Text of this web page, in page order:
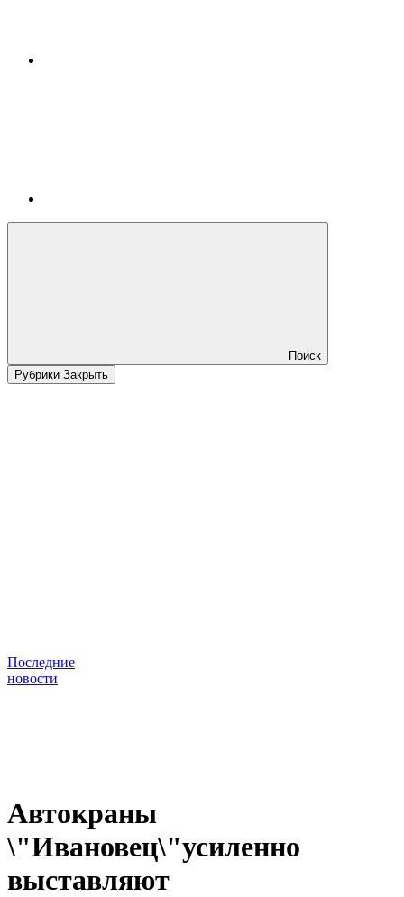
Поиск
Рубрики Закрыть
Последние
новости
Автокраны
\"Ивановец\"усиленно
выставляют